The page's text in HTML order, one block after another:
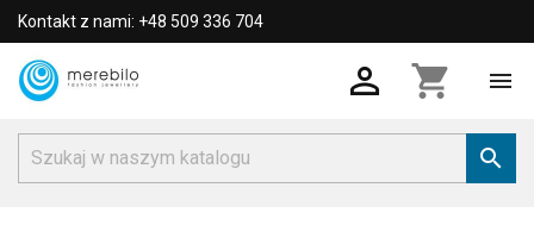
Kontakt z nami: +48 509 336 704
 shopping_cart 
